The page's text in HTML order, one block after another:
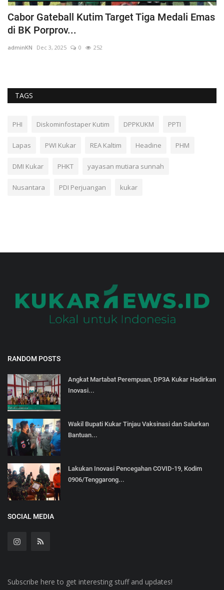
Cabor Gateball Kutim Target Tiga Medali Emas
di BK Porprov...
adminKN Dec 3, 2025 0 252
TAGS
PHI Diskominfostaper Kutim DPPKUKM PPTI
Lapas PWI Kukar REA Kaltim Headine PHM
DMI Kukar PHKT yayasan mutiara sunnah
Nusantara PDI Perjuangan kukar
RANDOM POSTS
Angkat Martabat Perempuan, DP3A Kukar Hadirkan
Inovasi...
Wakil Bupati Kukar Tinjau Vaksinasi dan Salurkan
Bantuan...
Lakukan Inovasi Pencegahan COVID-19, Kodim
0906/Tenggarong...
SOCIAL MEDIA
Subscribe here to get interesting stuff and updates!